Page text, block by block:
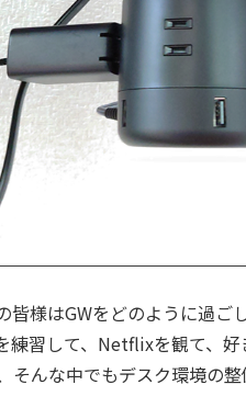
皆様はGWをどのように過
練習して、Netflixを観て、
んな中でもデスク環境の整